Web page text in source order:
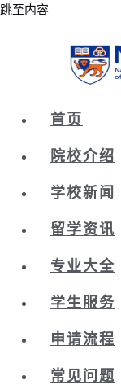
跳至内容
首页
院校介绍
学校新闻
留学资讯
专业大全
学生服务
申请流程
常见问题